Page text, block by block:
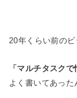
20年くらい前の
「マルチタスク
よく書いてあった